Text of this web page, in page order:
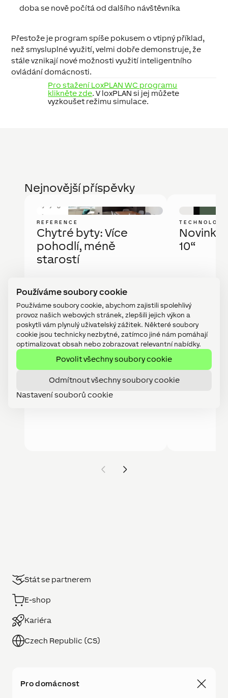
Používáme soubory cookie
Používáme soubory cookie, abychom zajistili spolehlivý
provoz našich webových stránek, zlepšili jejich výkon a
poskytli vám plynulý uživatelský zážitek. Některé soubory
cookie jsou technicky nezbytné, zatímco jiné nám pomáhají
optimalizovat obsah nebo zobrazovat relevantní nabídky.
Povolit všechny soubory cookie
Odmítnout všechny soubory cookie
Nastavení souborů cookie
doba se nově počítá od dalšího návštěvníka
Přestože je program spíše pokusem o vtipný příklad,
než smysluplné využití, velmi dobře demonstruje, že
stále vznikají nové možnosti využití inteligentního
ovládání domácnosti.
Pro stažení LoxPLAN WC programu
klikněte zde. V loxPLAN si jej můžete
vyzkoušet režimu simulace.
Nejnovější příspěvky
REFERENCE
Chytré byty: Více
pohodlí, méně
starostí
Novinka:
10“
Stát se partnerem
E-shop
Kariéra
Czech Republic (CS)
Pro domácnost